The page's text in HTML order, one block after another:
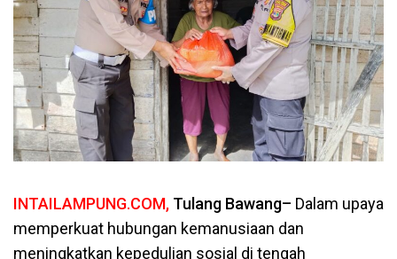
INTAILAMPUNG.COM, Tulang Bawang– Dalam upaya
memperkuat hubungan kemanusiaan dan
meningkatkan kepedulian sosial di tengah